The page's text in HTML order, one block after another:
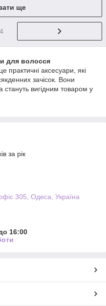
ще
для волосся
практичні аксесуари, які
зачісок. Вони
вигідним товаром у
за рік
305, Одеса, Україна
16:00